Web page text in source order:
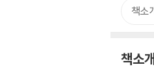
책소
책소